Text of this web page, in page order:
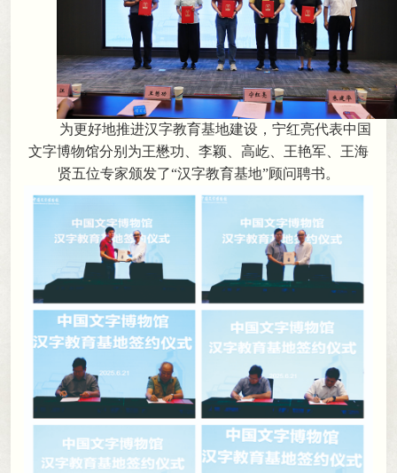
为更好地推进汉字教育基地建设 ， 宁红亮代表中国
文字博物馆分别为王懋功、李颖、高屹、王艳军、王海
贤五位专家颁发了“汉字教育基地”顾问聘书。